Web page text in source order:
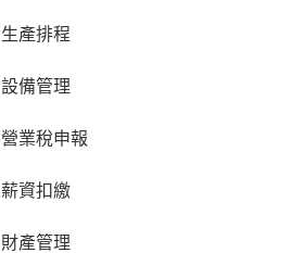
生產排程
設備管理
營業稅申報
薪資扣繳
財產管理